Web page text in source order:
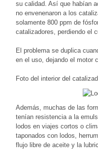
su calidad. Así que habían
no envenenaron a los
solamente 800 ppm de
catalizadores, perdiendo el
El problema se duplica
en el uso, dejando el motor
Foto del interior del
Además, muchas de las
tenían resistencia a la
lodos en viajes cortos o
taponados con lodos,
flujo libre de aceite y la